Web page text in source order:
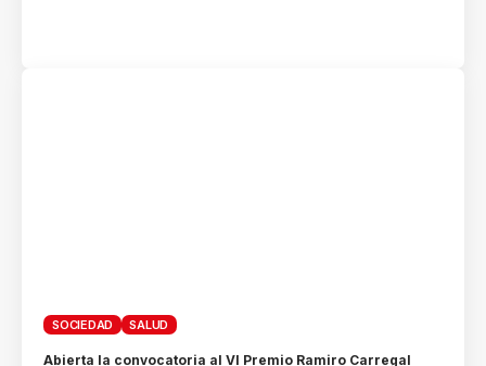
SOCIEDAD SALUD
Abierta la convocatoria al VI Premio Ramiro Carregal